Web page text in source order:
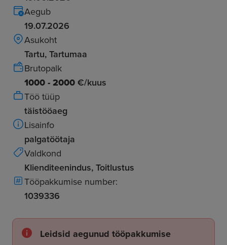
Aegub
19.07.2026
Asukoht
Tartu, Tartumaa
Brutopalk
1000 - 2000 €/kuus
Töö tüüp
täistööaeg
Lisainfo
palgatöötaja
Valdkond
Klienditeenindus, Toitlustus
Tööpakkumise number:
1039336
Leidsid aegunud tööpakkumise